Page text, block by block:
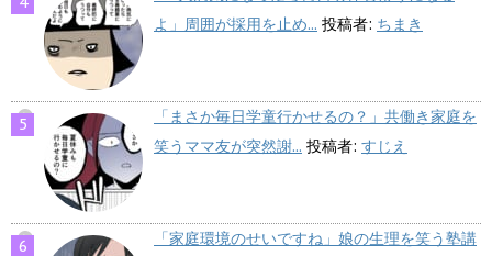
よ」周囲が採用を止め... 投稿者: ちまき
「まさか毎日学童行かせるの？」共働き家庭を
笑うママ友が突然謝... 投稿者: すじえ
「家庭環境のせいですね」娘の生理を笑う塾講